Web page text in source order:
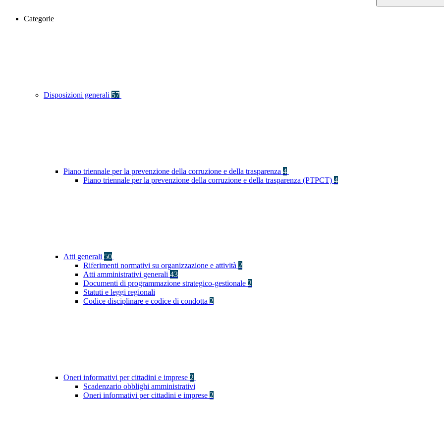
Categorie
Disposizioni generali 57
Piano triennale per la prevenzione della corruzione e della trasparenza 4
Piano triennale per la prevenzione della corruzione e della trasparenza (PTPCT) 4
Atti generali 50
Riferimenti normativi su organizzazione e attività 2
Atti amministrativi generali 43
Documenti di programmazione strategico-gestionale 2
Statuti e leggi regionali
Codice disciplinare e codice di condotta 2
Oneri informativi per cittadini e imprese 2
Scadenzario obblighi amministrativi
Oneri informativi per cittadini e imprese 2